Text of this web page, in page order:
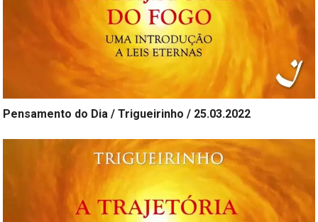
Pensamento do Dia / Trigueirinho / 25.03.2022